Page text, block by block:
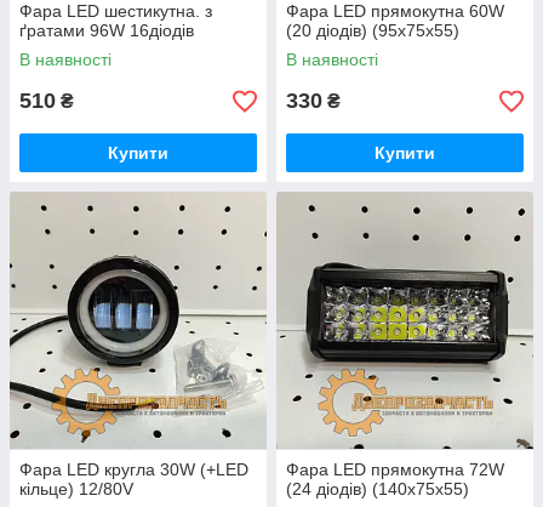
Фара LED шестикутна. з
ґратами 96W 16діодів
В наявності
510 ₴
Купити
Фара LED прямокутна 60W
(20 діодів) (95х75х55)
В наявності
330 ₴
Купити
Фара LED кругла 30W (+LED
кільце) 12/80V
Фара LED прямокутна 72W
(24 діодів) (140х75х55)